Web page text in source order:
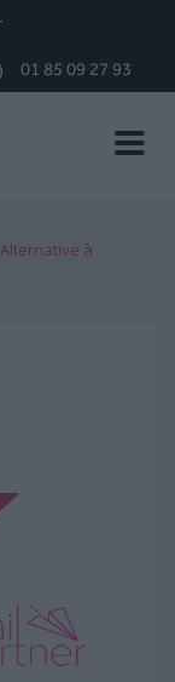
01 85 09 27 93
Toggle
Alternative à